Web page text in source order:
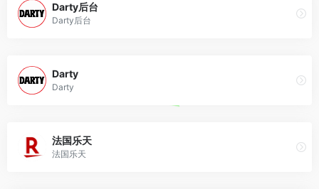
Darty后台
Darty后台
Darty
Darty
法国乐天
法国乐天